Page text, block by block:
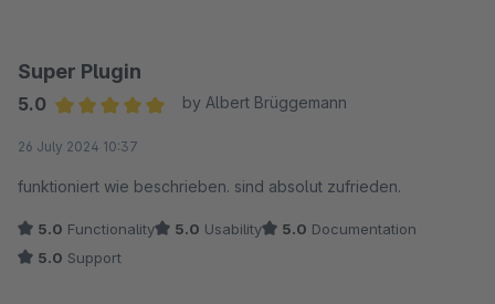
Super Plugin
5.0
by Albert Brüggemann
26 July 2024 10:37
funktioniert wie beschrieben. sind absolut zufrieden.
5.0 Functionality 5.0 Usability 5.0 Documentation
5.0 Support